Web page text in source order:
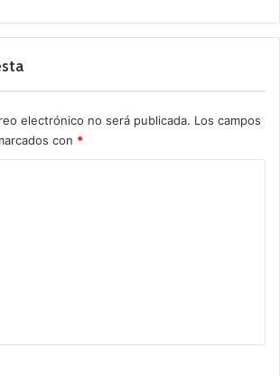
electrónico no será publicada. Los campos
con *